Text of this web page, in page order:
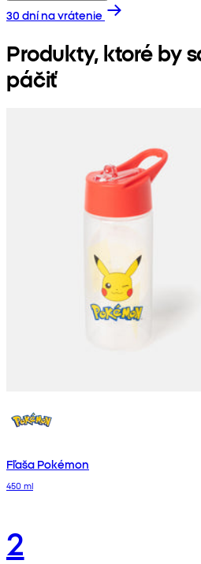
30 dní na vrátenie
Produkty, ktoré by
páčiť
Fľaša Pokémon
450 ml
2